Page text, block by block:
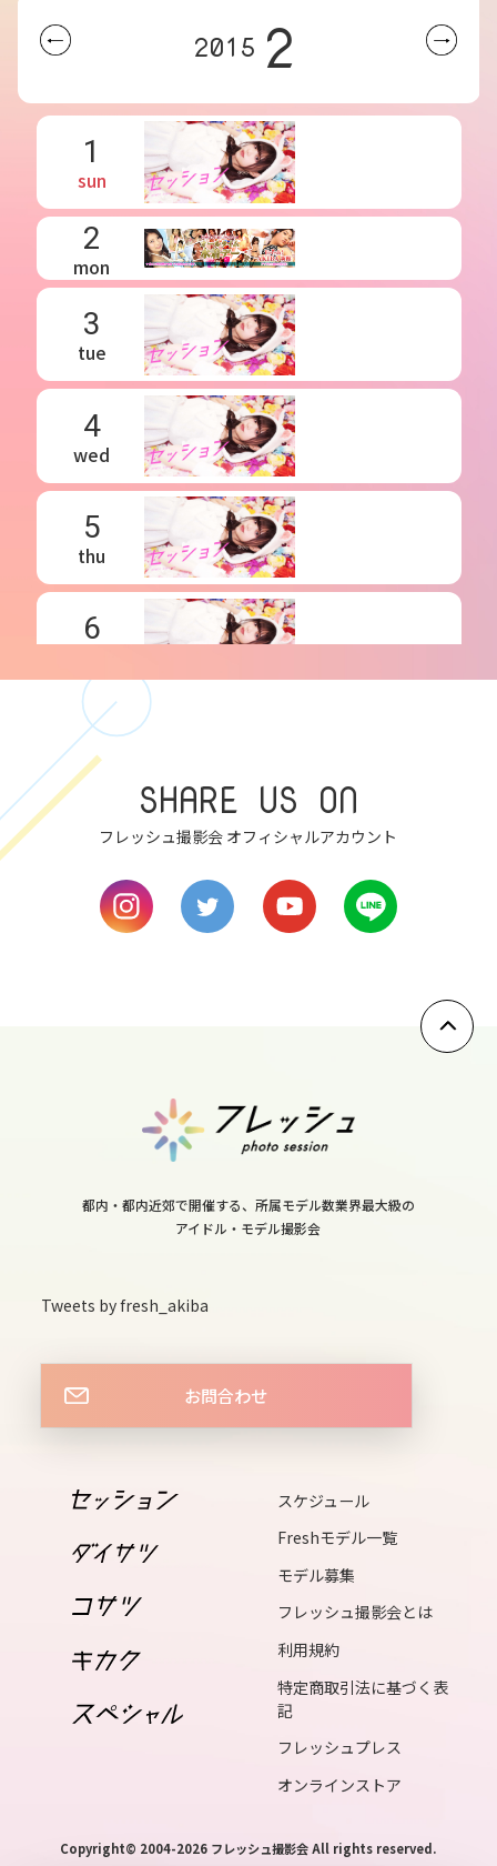
2015 2
1
sun
2
mon
3
tue
4
wed
5
thu
6
7
sat
fri
14
15
sun
16
mon
17
wed
SHARE US ON
フレッシュ撮影会 オフィシャルアカウント
都内・都内近郊で開催する、所属モデル数業界最大級の
アイドル・モデル撮影会
Tweets by fresh_akiba
お問合わせ
スケジュール
Freshモデル一覧
モデル募集
フレッシュ撮影会とは
利用規約
特定商取引法に基づく表
記
フレッシュプレス
オンラインストア
Copyright© 2004-2026 フレッシュ撮影会 All rights reserved.